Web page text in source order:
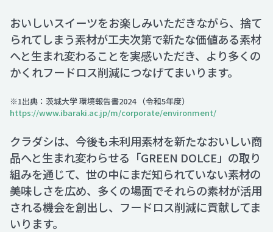
おいしいスイーツをお楽しみいただきながら、捨て
られてしまう素材が工夫次第で新たな価値ある素材
へと生まれ変わることを実感いただき、より多くの
かくれフードロス削減につなげてまいります。
※1出典：茨城大学 環境報告書2024 （令和5年度）
https://www.ibaraki.ac.jp/m/corporate/environment/
クラダシは、今後も未利用素材を新たなおいしい商
品へと生まれ変わらせる「GREEN DOLCE」の取り
組みを通じて、世の中にまだ知られていない素材の
美味しさを広め、多くの場面でそれらの素材が活用
される機会を創出し、フードロス削減に貢献してま
いります。